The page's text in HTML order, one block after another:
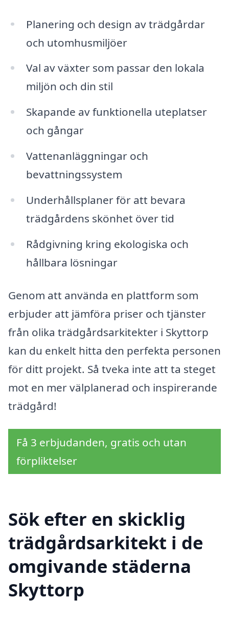
Planering och design av trädgårdar
och utomhusmiljöer
Val av växter som passar den lokala
miljön och din stil
Skapande av funktionella uteplatser
och gångar
Vattenanläggningar och
bevattningssystem
Underhållsplaner för att bevara
trädgårdens skönhet över tid
Rådgivning kring ekologiska och
hållbara lösningar
Genom att använda en plattform som
erbjuder att jämföra priser och tjänster
från olika trädgårdsarkitekter i Skyttorp
kan du enkelt hitta den perfekta personen
för ditt projekt. Så tveka inte att ta steget
mot en mer välplanerad och inspirerande
trädgård!
Få 3 erbjudanden, gratis och utan
förpliktelser
Sök efter en skicklig
trädgårdsarkitekt i de
omgivande städerna
Skyttorp